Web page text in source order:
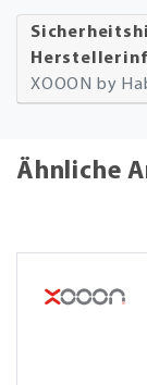
XOOON by
Ähnliche